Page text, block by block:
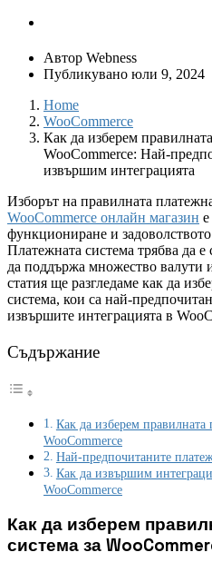
Автор Webness
Публикувано юли 9, 2024
Home
WooCommerce
Как да изберем
WooCommerce: Най-
извършим интеграцията
Изборът на правилната
WooCommerce онлайн магазин
функциониране и
Платежната система трябва да е
да поддържа множество валути
статия ще разгледаме как да
система, кои са най-
извършите интеграцията в
Съдържание
Как да изберем правилната
WooCommerce
Най-предпочитаните
Как да извършим
WooCommerce
Как да изберем
система за